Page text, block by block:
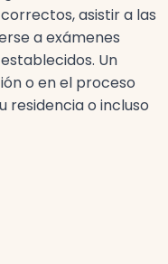
asistir a las
a exámenes
Un
o en el proceso
o incluso